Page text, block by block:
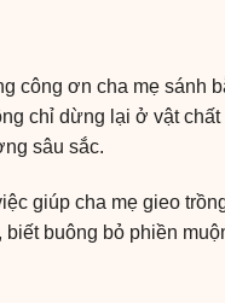
công ơn cha mẹ sánh
chỉ dừng lại ở vật chất
sâu sắc.
giúp cha mẹ gieo
buông bỏ phiền